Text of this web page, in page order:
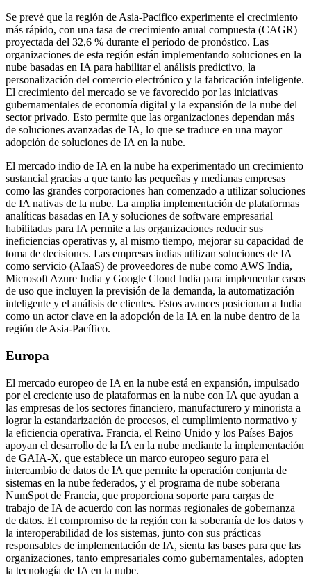
Se prevé que la región de Asia-Pacífico experimente el crecimiento
más rápido, con una tasa de crecimiento anual compuesta (CAGR)
proyectada del 32,6 % durante el período de pronóstico. Las
organizaciones de esta región están implementando soluciones en la
nube basadas en IA para habilitar el análisis predictivo, la
personalización del comercio electrónico y la fabricación inteligente.
El crecimiento del mercado se ve favorecido por las iniciativas
gubernamentales de economía digital y la expansión de la nube del
sector privado. Esto permite que las organizaciones dependan más
de soluciones avanzadas de IA, lo que se traduce en una mayor
adopción de soluciones de IA en la nube.
El mercado indio de IA en la nube ha experimentado un crecimiento
sustancial gracias a que tanto las pequeñas y medianas empresas
como las grandes corporaciones han comenzado a utilizar soluciones
de IA nativas de la nube. La amplia implementación de plataformas
analíticas basadas en IA y soluciones de software empresarial
habilitadas para IA permite a las organizaciones reducir sus
ineficiencias operativas y, al mismo tiempo, mejorar su capacidad de
toma de decisiones. Las empresas indias utilizan soluciones de IA
como servicio (AIaaS) de proveedores de nube como AWS India,
Microsoft Azure India y Google Cloud India para implementar casos
de uso que incluyen la previsión de la demanda, la automatización
inteligente y el análisis de clientes. Estos avances posicionan a India
como un actor clave en la adopción de la IA en la nube dentro de la
región de Asia-Pacífico.
Europa
El mercado europeo de IA en la nube está en expansión, impulsado
por el creciente uso de plataformas en la nube con IA que ayudan a
las empresas de los sectores financiero, manufacturero y minorista a
lograr la estandarización de procesos, el cumplimiento normativo y
la eficiencia operativa. Francia, el Reino Unido y los Países Bajos
apoyan el desarrollo de la IA en la nube mediante la implementación
de GAIA-X, que establece un marco europeo seguro para el
intercambio de datos de IA que permite la operación conjunta de
sistemas en la nube federados, y el programa de nube soberana
NumSpot de Francia, que proporciona soporte para cargas de
trabajo de IA de acuerdo con las normas regionales de gobernanza
de datos. El compromiso de la región con la soberanía de los datos y
la interoperabilidad de los sistemas, junto con sus prácticas
responsables de implementación de IA, sienta las bases para que las
organizaciones, tanto empresariales como gubernamentales, adopten
la tecnología de IA en la nube.